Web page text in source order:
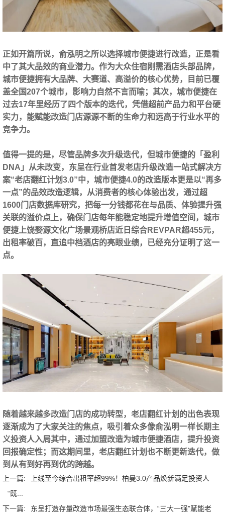
正如开篇所说，俞泓明之所以选择城市便捷进行改造，正是看
中了其大品效的商业潜力。作为大众住宿刚需酒店头部品牌，
城市便捷拥有大品牌、大赛道、高溢价的核心优势，目前已覆
盖全国207个城市，影响力自然不言而喻；其次，城市便捷在
过去17年里经历了四个版本的迭代， 凭借超前产品力和平台硬
实力，能赋能改造门店源源不断的生命力和远高于行业水平的
竞争力。
值得一提的是，尽管品牌多次升级迭代，但城市便捷的「盈利
DNA」从未改变，东呈在行业首发老店升级改造一站式解决方
案“老店翻红计划3.0”中，城市便捷4.0的改造版本更是以“再多
一点”的品效改造逻辑，从消费者的核心体验出发， 通过超
1600门店数据库研究，把每一分钱都花在与品质、体验提升强
关联的溢价点上，确保门店每年能稳定地提升增值空间 ，城市
便捷上饶婺源文化广场景观桥店近日综合REVPAR超455元，
出租率破百，直追中档酒店的亮眼业绩，已经充分证明了这一
点。
随着越来越多改造门店的成功转型，老店翻红计划的出色表现
逐渐成为了大家关注的焦点，吸引着众多像俞泓明一样长期主
义投资人入局其中，通过加盟改造为城市便捷酒店，提升投资
回报确定性；而这期间里，老店翻红计划也不断更新迭代，做
到从有到好再到优的跨越。
上一篇:
上线至今综合出租率超99%！柏曼3.0产品焕新满足投资人
“既...
下一篇:
东呈打造存量改造市场最强生态联合体，“三大一强”赋能老